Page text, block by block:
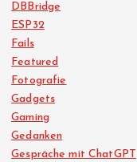
DBBridge
ESP32
Fails
Featured
Fotografie
Gadgets
Gaming
Gedanken
Gespräche mit ChatGPT